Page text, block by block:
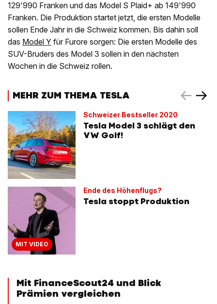
129'990 Franken und das Model S Plaid+ ab 149'990
Franken. Die Produktion startet jetzt, die ersten Modelle
sollen Ende Jahr in die Schweiz kommen. Bis dahin soll
das Model Y für Furore sorgen: Die ersten Modelle des
SUV-Bruders des Model 3 sollen in den nächsten
Wochen in die Schweiz rollen.
MEHR ZUM THEMA TESLA
Schweizer Bestseller 2020
Tesla Model 3 schlägt den
VW Golf!
MIT VIDEO
Ende des Höhenflugs?
Tesla stoppt Produktion
Mit FinanceScout24 und Blick
Prämien vergleichen